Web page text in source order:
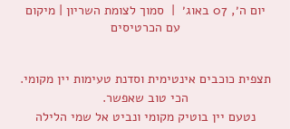
יום ה׳, 07 באוג׳
  |
סמוך לצומת השריון | מיקום
עם הכרטיסים
תצפית כוכבים אינטימית וסדנת טעימות יין מקומי.
נטעם יין בוטיק מקומי ונביט אל שמי הלילה